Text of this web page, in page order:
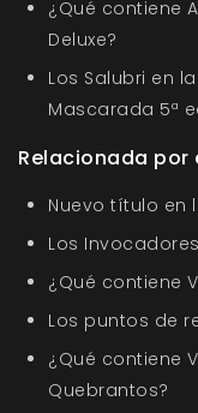
¿Qué contiene
Deluxe?
Los Salubri en
Mascarada 5ª
Relacionada por
Nuevo título en
Los
¿Qué contiene
Los puntos de
¿Qué contiene
Quebrantos?